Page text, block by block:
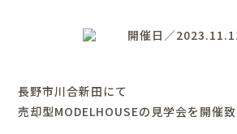
開催日／
長野市川合新田にて
売却型MODELHOUSEの見学会を開催致